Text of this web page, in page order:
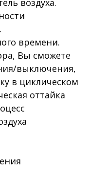
воздуха.
времени.
Вы сможете
выключения,
в циклическом
оттайка